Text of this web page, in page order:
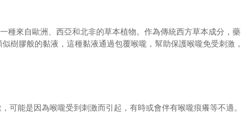
種來自歐洲、西亞和北非的草本植物。作為傳統西方草本成分，
樹膠般的黏液，這種黏液通過包覆喉嚨，幫助保護喉嚨免受刺激
可能是因為喉嚨受到刺激而引起，有時或會伴有喉嚨痕癢等不適